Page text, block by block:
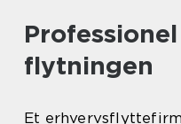
flytningen
Et